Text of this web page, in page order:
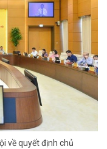
về quyết định chủ